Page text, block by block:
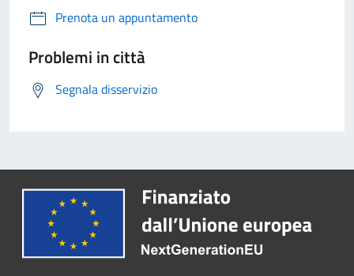
Prenota un appuntamento
Problemi in città
Segnala disservizio